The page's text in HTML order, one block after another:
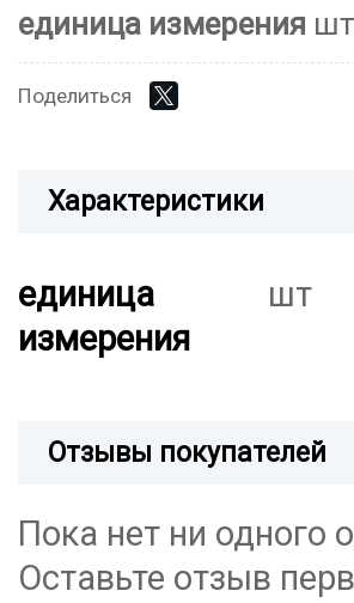
единица измерения шт
Поделиться
Характеристики
единица
измерения
шт
Отзывы покупателей
Пока нет ни одного
Оставьте отзыв